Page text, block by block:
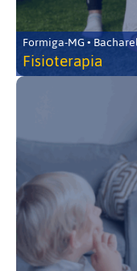
Formiga-MG •
Fisioterapia